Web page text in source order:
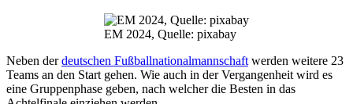
EM 2024, Quelle: pixabay
Neben derdeutschen Fußballnationalmannschaft werden weitere 23
Teams an den Start gehen. Wie auch in der Vergangenheit wird es
eine Gruppenphase geben, nach welcher die Besten in das